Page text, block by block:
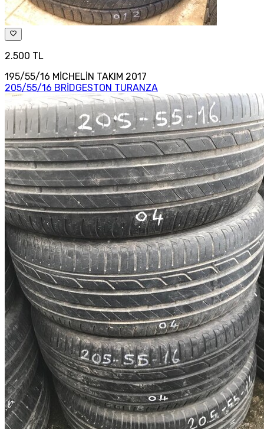
2.500 TL
195/55/16 MİCHELİN TAKIM 2017
205/55/16 BRİDGESTON TURANZA